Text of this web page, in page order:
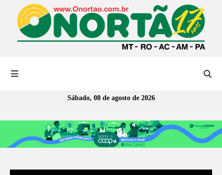
Sábado, 08 de agosto de 2026